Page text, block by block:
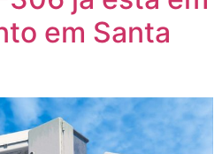
em Santa